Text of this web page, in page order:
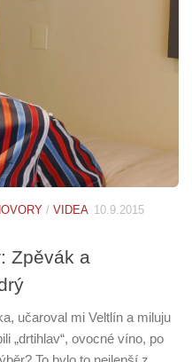
/ VIDEA 10.9.2015
Zpěvák a
učaroval mi Veltlín a miluju
„drtihlav“, ovocné víno, po